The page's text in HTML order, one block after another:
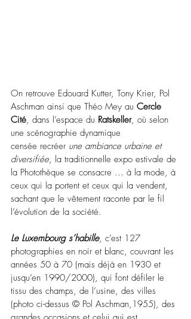
On retrouve Edouard Kutter, Tony Krier, Pol
Aschman ainsi que Théo Mey au Cercle
Cité, dans l’espace du Ratskeller, où selon
une scénographie dynamique
censée recréer une ambiance urbaine et
diversifiée, la traditionnelle expo estivale de
la Photothèque se consacre … à la mode, à
ceux qui la portent et ceux qui la vendent,
sachant que le vêtement raconte par le fil
l’évolution de la société.
Le Luxembourg s’habille, c’est 127
photographies en noir et blanc, couvrant les
années 50 à 70 (mais déjà en 1930 et
jusqu’en 1990/2000), qui font défiler le
tissu des champs, de l’usine, des villes
(photo ci-dessus © Pol Aschman,1955), des